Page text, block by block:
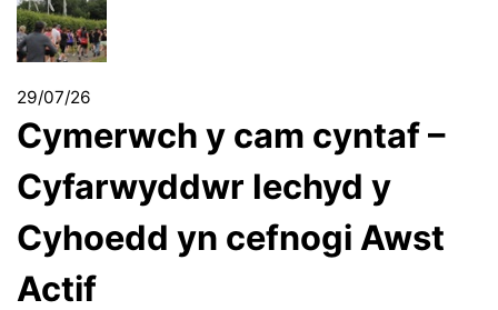
29/07/26
Cymerwch y cam cyntaf –
Cyfarwyddwr Iechyd y
Cyhoedd yn cefnogi Awst
Actif